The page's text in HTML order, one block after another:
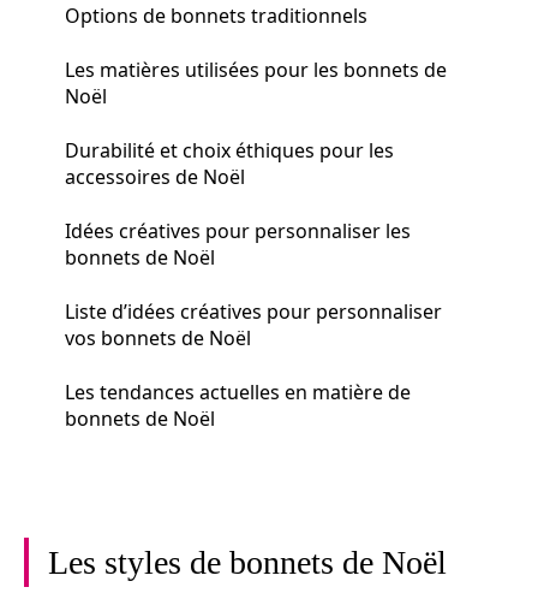
Options de bonnets traditionnels
Les matières utilisées pour les bonnets de
Noël
Durabilité et choix éthiques pour les
accessoires de Noël
Idées créatives pour personnaliser les
bonnets de Noël
Liste d’idées créatives pour personnaliser
vos bonnets de Noël
Les tendances actuelles en matière de
bonnets de Noël
Les styles de bonnets de Noël